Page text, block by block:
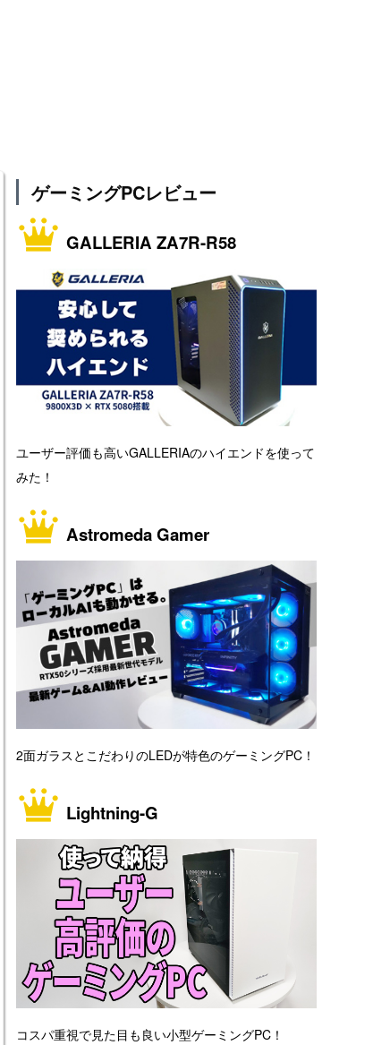
ゲーミングPCレビュー
GALLERIA ZA7R-R58
ユーザー評価も高いGALLERIAのハイエンドを使って
みた！
Astromeda Gamer
2面ガラスとこだわりのLEDが特色のゲーミングPC！
Lightning-G
コスパ重視で見た目も良い小型ゲーミングPC！